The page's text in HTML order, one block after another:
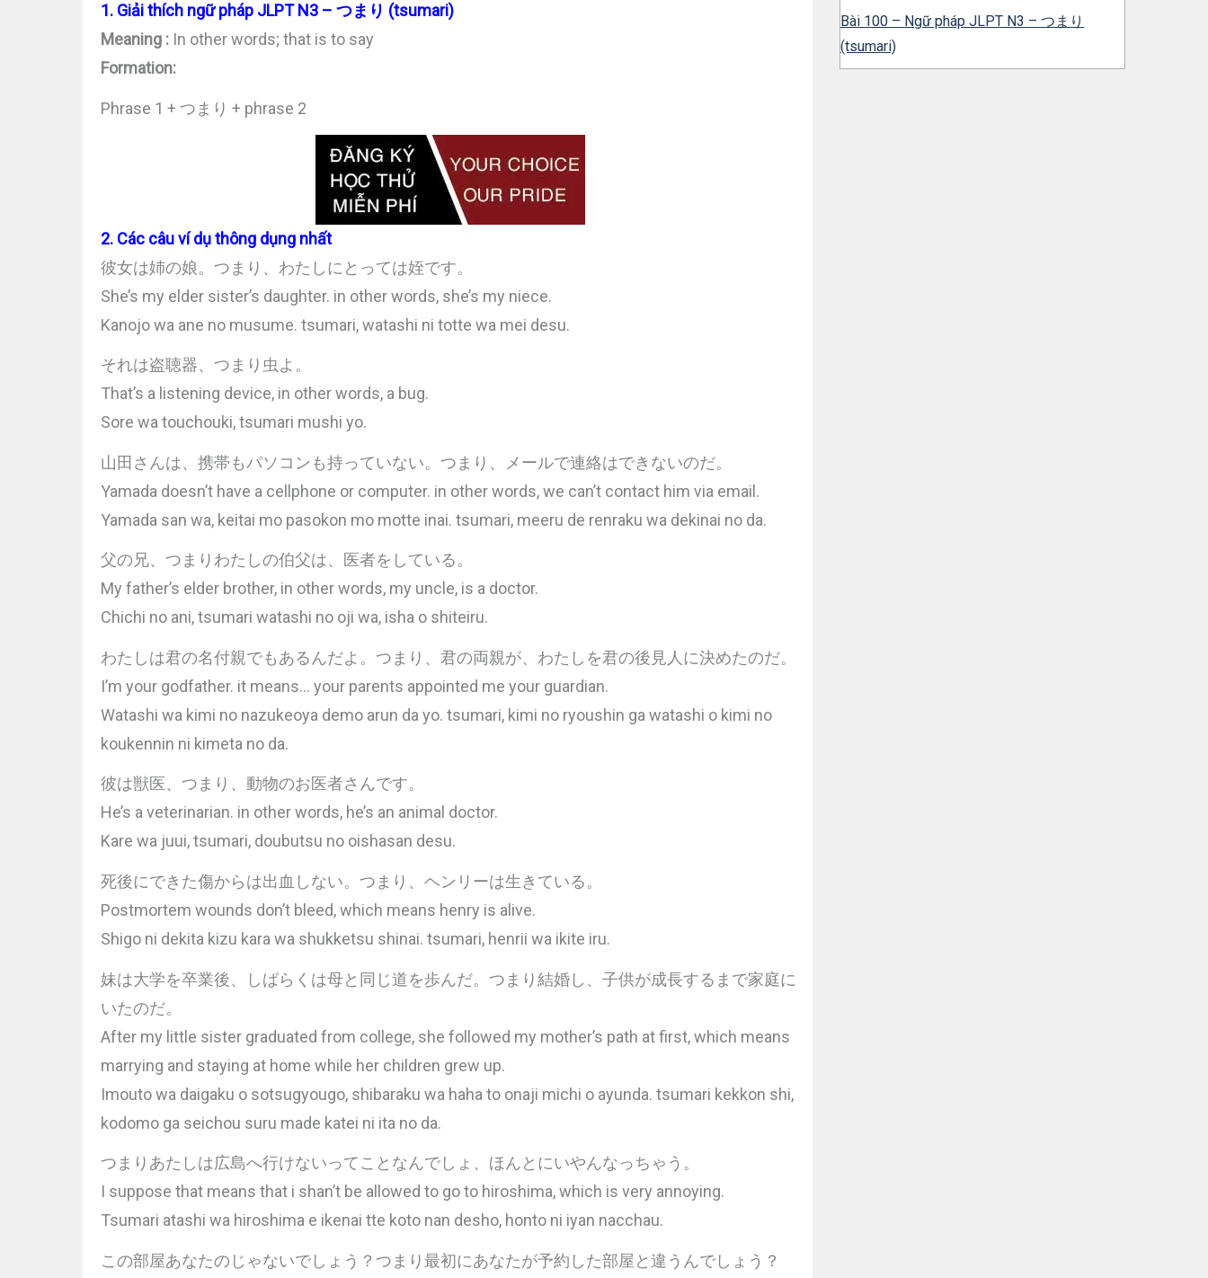
1. Giải thích ngữ pháp JLPT N3 – つまり (tsumari)
Meaning : In other words; that is to say
Formation:
Phrase 1 + つまり + phrase 2
2. Các câu ví dụ thông dụng nhất
彼女は姉の娘。つまり、わたしにとっては姪です。
She’s my elder sister’s daughter. in other words, she’s my niece.
Kanojo wa ane no musume. tsumari, watashi ni totte wa mei desu.
それは盗聴器、つまり虫よ。
That’s a listening device, in other words, a bug.
Sore wa touchouki, tsumari mushi yo.
山田さんは、携帯もパソコンも持っていない。つまり、メールで連絡はできないのだ。
Yamada doesn’t have a cellphone or computer. in other words, we can’t contact him via email.
Yamada san wa, keitai mo pasokon mo motte inai. tsumari, meeru de renraku wa dekinai no da.
父の兄、つまりわたしの伯父は、医者をしている。
My father’s elder brother, in other words, my uncle, is a doctor.
Chichi no ani, tsumari watashi no oji wa, isha o shiteiru.
わたしは君の名付親でもあるんだよ。つまり、君の両親が、わたしを君の後見人に決めたのだ。
I’m your godfather. it means… your parents appointed me your guardian.
Watashi wa kimi no nazukeoya demo arun da yo. tsumari, kimi no ryoushin ga watashi o kimi no
koukennin ni kimeta no da.
彼は獣医、つまり、動物のお医者さんです。
He’s a veterinarian. in other words, he’s an animal doctor.
Kare wa juui, tsumari, doubutsu no oishasan desu.
死後にできた傷からは出血しない。つまり、ヘンリーは生きている。
Postmortem wounds don’t bleed, which means henry is alive.
Shigo ni dekita kizu kara wa shukketsu shinai. tsumari, henrii wa ikite iru.
妹は大学を卒業後、しばらくは母と同じ道を歩んだ。つまり結婚し、子供が成長するまで家庭に
いたのだ。
After my little sister graduated from college, she followed my mother’s path at first, which means
marrying and staying at home while her children grew up.
Imouto wa daigaku o sotsugyougo, shibaraku wa haha to onaji michi o ayunda. tsumari kekkon shi,
kodomo ga seichou suru made katei ni ita no da.
つまりあたしは広島へ行けないってことなんでしょ、ほんとにいやんなっちゃう。
I suppose that means that i shan’t be allowed to go to hiroshima, which is very annoying.
Tsumari atashi wa hiroshima e ikenai tte koto nan desho, honto ni iyan nacchau.
この部屋あなたのじゃないでしょう？つまり最初にあなたが予約した部屋と違うんでしょう？
Bài 100 – Ngữ pháp JLPT N3 – つまり
(tsumari)